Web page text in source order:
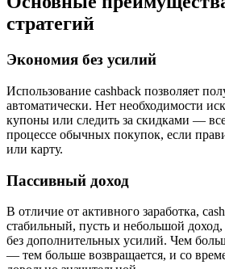
стратегий
Экономия без усилий
Использование cashback позволяет
автоматически. Нет необходимости
купоны или следить за скидками —
процессе обычных покупок, если
или карту.
Пассивный доход
В отличие от активного заработка,
стабильный, пусть и небольшой доход,
без дополнительных усилий. Чем
— тем больше возвращается, и со